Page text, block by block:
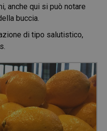
anche qui si può notare
buccia.
di tipo salutistico,